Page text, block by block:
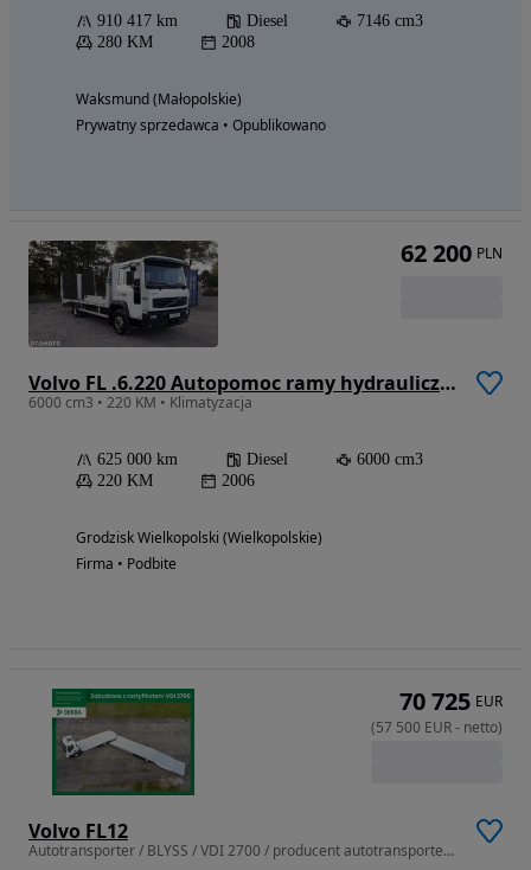
910 417 km Diesel
7146 cm3
280 KM
2008
Waksmund (Małopolskie)
Prywatny sprzedawca • Opublikowano
Volvo FL .6.220 Autopomoc ramy hydrauliczne 15 TON
6000 cm3 • 220 KM • Klimatyzacja
625 000 km Diesel
6000 cm3
220 KM
2006
Grodzisk Wielkopolski (Wielkopolskie)
Firma • Podbite
62 200 PLN
Volvo FL12
Autotransporter / BLYSS / VDI 2700 / producent autotransporterów /
70 725 EUR
(57 500 EUR- netto)